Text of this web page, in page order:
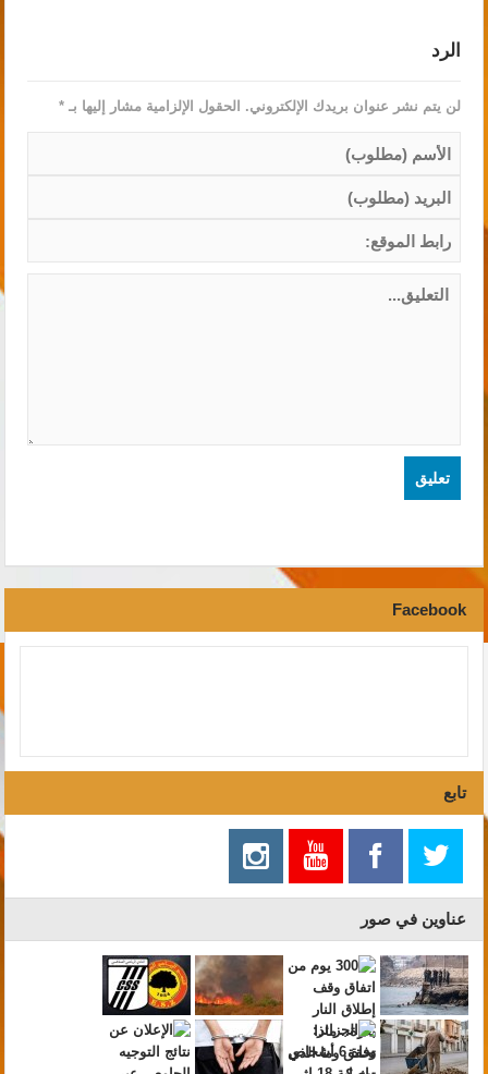
الرد
لن يتم نشر عنوان بريدك الإلكتروني. الحقول الإلزامية مشار إليها بـ*
Facebook
تابع
عناوين في صور